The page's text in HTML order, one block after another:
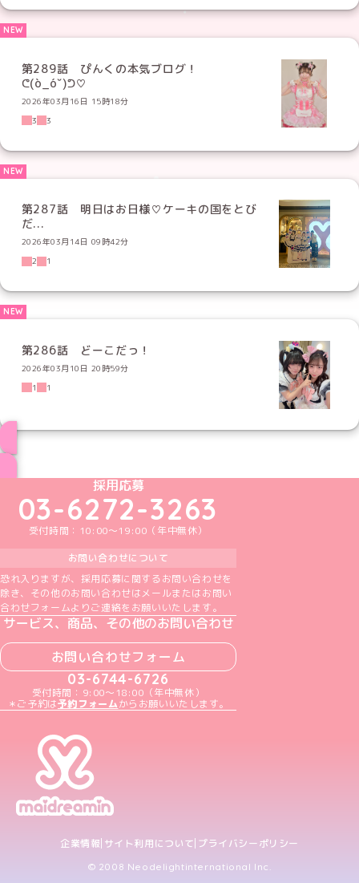
第289話 ぴんくの本気ブログ！
ᕦ(ò_óˇ)ᕤ♡
2026年03月16日 15時18分
3
3
第287話 明日はお日様♡ケーキの国をとび
だ...
2026年03月14日 09時42分
2
1
第286話 どーこだっ！
2026年03月10日 20時59分
1
1
めいどりーみんTikTok公式アカウント
めいどりーみんX公式アカウント
採用応募
03-6272-3263
受付時間：10:00～19:00（年中無休）
お問い合わせについて
恐れ入りますが、採用応募に関するお問い合わせを
除き、その他のお問い合わせはメールまたはお問い
合わせフォームよりご連絡をお願いいたします。
サービス、商品、その他のお問い合わせ
お問い合わせフォーム
03-6744-6726
受付時間：9:00～18:00（年中無休）
＊ご予約は予約フォームからお願いいたします。
企業情報 サイト利用について プライバシーポリシー
© 2008 Neodelightinternational Inc.